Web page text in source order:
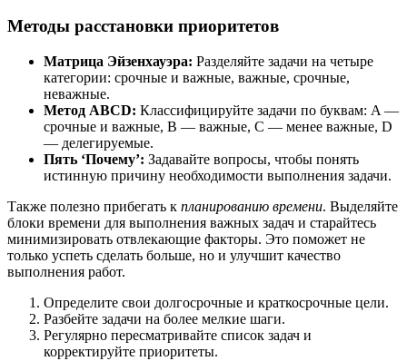
Методы расстановки приоритетов
Матрица Эйзенхауэра: Разделяйте задачи на четыре
категории: срочные и важные, важные, срочные,
неважные.
Метод ABCD: Классифицируйте задачи по буквам: A —
срочные и важные, B — важные, C — менее важные, D
— делегируемые.
Пять ‘Почему’: Задавайте вопросы, чтобы понять
истинную причину необходимости выполнения задачи.
Также полезно прибегать к планированию времени. Выделяйте
блоки времени для выполнения важных задач и старайтесь
минимизировать отвлекающие факторы. Это поможет не
только успеть сделать больше, но и улучшит качество
выполнения работ.
Определите свои долгосрочные и краткосрочные цели.
Разбейте задачи на более мелкие шаги.
Регулярно пересматривайте список задач и
корректируйте приоритеты.